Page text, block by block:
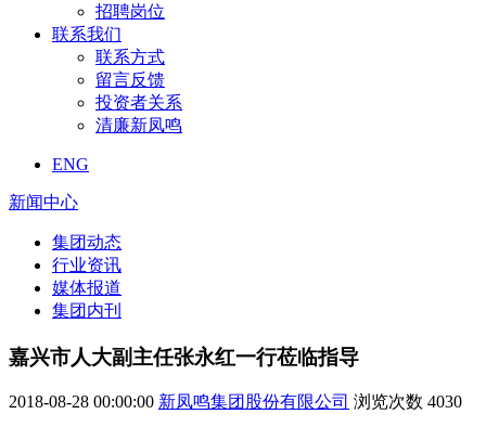
招聘岗位
联系我们
联系方式
留言反馈
投资者关系
清廉新凤鸣
ENG
新闻中心
集团动态
行业资讯
媒体报道
集团内刊
嘉兴市人大副主任张永红一行莅临指导
2018-08-28 00:00:00 新凤鸣集团股份有限公司 浏览次数 4030